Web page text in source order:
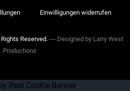
Einwilligungen widerrufen
Reserved. ― Designed by Larry West
Productions
Real Cookie Banner